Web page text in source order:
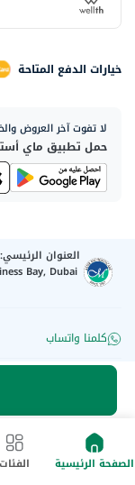
خيارات الدفع المتاحة
لا تفوت آخر العروض
حمل تطبيق ماي
العنوان الرئيسي:
Bay, Dubai
كلمنا واتساب
الصفحة الرئيسية الفئات